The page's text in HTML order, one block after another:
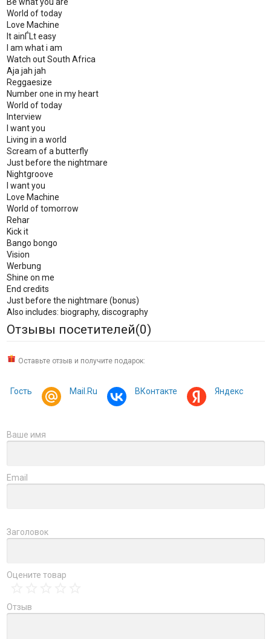
World of today
Love Machine
It ainЃLt easy
I am what i am
Watch out South Africa
Aja jah jah
Reggaesize
Number one in my heart
World of today
Interview
I want you
Living in a world
Scream of a butterfly
Just before the nightmare
Nightgroove
I want you
Love Machine
World of tomorrow
Rehar
Kick it
Bango bongo
Vision
Werbung
Shine on me
End credits
Just before the nightmare (bonus)
Also includes: biography, discography
Отзывы посетителей(0)
Оставьте отзыв и получите подарок:
Гость Mail.Ru ВКонтакте Яндекс
Ваше имя
Email
Заголовок
Оцените товар
Отзыв